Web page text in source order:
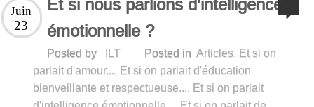
Et si nous parlions d’intelligence
émotionnelle ?
Juin
23
Posted by ILT Posted in Articles, Et si on
parlait d'amour..., Et si on parlait d'éducation
bienveillante et respectueuse..., Et si on parlait